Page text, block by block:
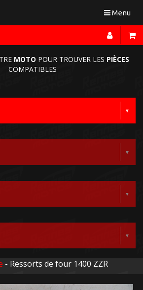
Toggle
Menu
MOTO POUR TROUVER LES PIÈCES
COMPATIBLES
- Ressorts de four 1400 ZZR